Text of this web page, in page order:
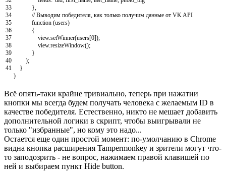
33
34
35
36
37
38
39
40
41
}
// Выводим победителя, как только получим данные от VK API
function (users)
{
view.setWinner(users[0]);
view.resizeWindow();
}
);
}
)
Всё опять-таки крайне тривиально, теперь при нажатии
кнопки мы всегда будем получать человека с желаемым ID в
качестве победителя. Естественно, никто не мешает добавить
дополнительной логики в скрипт, чтобы выигрывали не
только "избранные", но кому это надо...
Остается еще один простой момент: по-умолчанию в Chrome
видна кнопка расширения Tampermonkey и зрители могут что-
то заподозрить - не вопрос, нажимаем правой клавишей по
ней и выбираем пункт Hide button.